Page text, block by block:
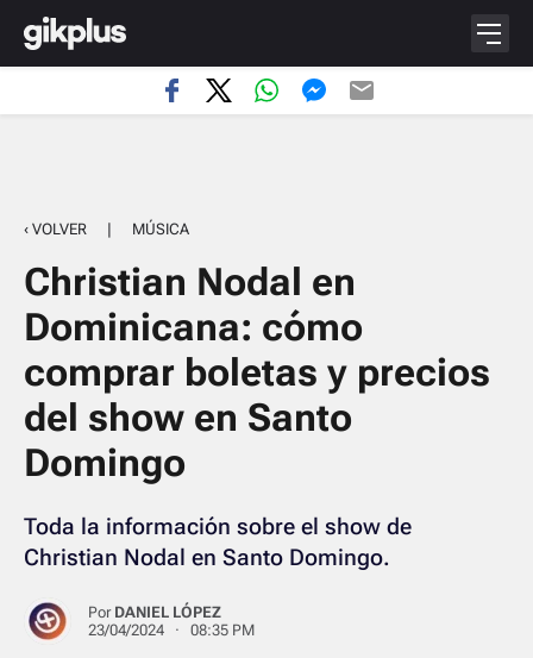
‹ VOLVER | MÚSICA
Christian Nodal en
Dominicana: cómo
comprar boletas y precios
del show en Santo
Domingo
Toda la información sobre el show de
Christian Nodal en Santo Domingo.
Por DANIEL LÓPEZ
23/04/2024 · 08:35 PM